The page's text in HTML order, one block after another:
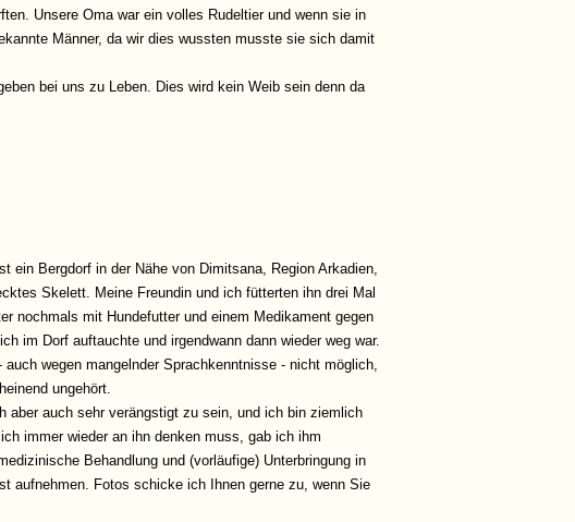
Unsere Oma war ein volles Rudeltier und wenn sie in
Männer, da wir dies wussten musste sie sich damit
bei uns zu Leben. Dies wird kein Weib sein denn da
ein Bergdorf in der Nähe von Dimitsana, Region Arkadien,
Skelett. Meine Freundin und ich fütterten ihn drei Mal
nochmals mit Hundefutter und einem Medikament gegen
im Dorf auftauchte und irgendwann dann wieder weg war.
wegen mangelnder Sprachkenntnisse - nicht möglich,
ungehört.
aber auch sehr verängstigt zu sein, und ich bin ziemlich
immer wieder an ihn denken muss, gab ich ihm
Behandlung und (vorläufige) Unterbringung in
aufnehmen. Fotos schicke ich Ihnen gerne zu, wenn Sie